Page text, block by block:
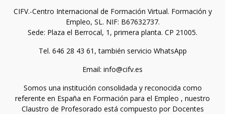
CIFV.-Centro Internacional de Formación Virtual. Formación y
Empleo, SL. NIF: B67632737.
Sede: Plaza el Berrocal, 1, primera planta. CP 21005.
Tel. 646 28 43 61, también servicio WhatsApp
Email: info@cifv.es
Somos una institución consolidada y reconocida como
referente en España en Formación para el Empleo , nuestro
Claustro de Profesorado está compuesto por Docentes